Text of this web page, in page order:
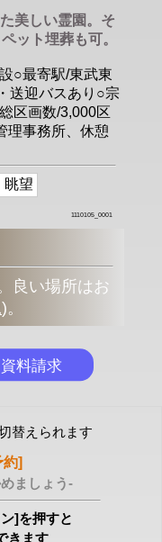
美しい霊園。そ
ット埋葬も可。
○最寄駅/東武東
送迎バスあり○宗
区画数/3,000区
理事務所、休憩
眺望
1110105_0001
良い場所はお
)。
替えられます
約]
ましょう-
]を押すと
きます